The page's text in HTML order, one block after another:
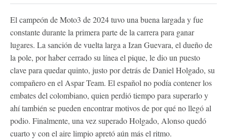
El campeón de Moto3 de 2024 tuvo una buena largada y fue
constante durante la primera parte de la carrera para ganar
lugares. La sanción de vuelta larga a Izan Guevara, el dueño de
la pole, por haber cerrado su línea el pique, le dio un puesto
clave para quedar quinto, justo por detrás de Daniel Holgado, su
compañero en el Aspar Team. El español no podía contener los
embates del colombiano, quien perdió tiempo para superarlo y
ahí también se pueden encontrar motivos de por qué no llegó al
podio. Finalmente, una vez superado Holgado, Alonso quedó
cuarto y con el aire limpio apretó aún más el ritmo.